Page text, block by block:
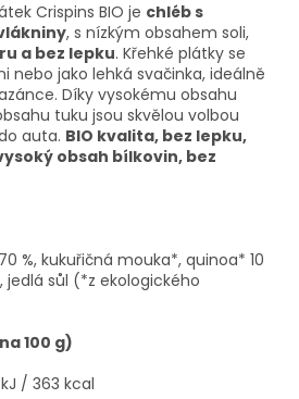
Crispins BIO je chléb s
, s nízkým obsahem soli,
a bez lepku. Křehké plátky se
nebo jako lehká svačinka, ideálně
Díky vysokému obsahu
tuku jsou skvělou volbou
auta. BIO kvalita, bez lepku,
obsah bílkovin, bez
%, kukuřičná mouka*, quinoa* 10
jedlá sůl (*z ekologického
100 g)
kJ / 363 kcal